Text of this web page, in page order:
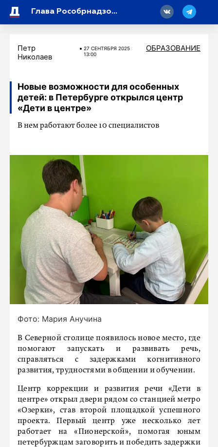
Глава Рособрнадзора: до 30 процентов школьной программы перегружены
Петр
Николаев
27 СЕНТЯБРЯ 2025
13:00
ОБРАЗОВАНИЕ
Новые возможности для особенных
детей: в Петербурге открылся центр
«Дети в центре»
В нем работают более 10 специалистов
Фото: Мария Анучина
В Северной столице появилось новое место, где
помогают запускать и развивать речь,
справляться с задержками когнитивного
развития, трудностями в общении и обучении.
Центр коррекции и развития речи «Дети в
центре» открыл двери рядом со станцией метро
«Озерки», став второй площадкой успешного
проекта. Первый центр уже несколько лет
работает на «Пионерской», помогая юным
петербуржцам заговорить и победить задержки